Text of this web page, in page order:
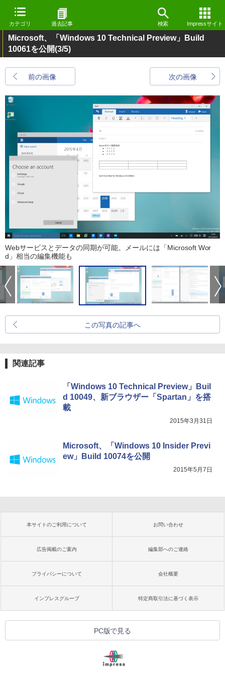
カテゴリ 過去記事 検索 Impressサイト
Microsoft、「Windows 10 Technical Preview」Build
10061を公開(3/5)
前の画像 次の画像
Webサービスとデータの同期が可能。メールには「Microsoft Wor
d」相当の編集機能も
この写真の記事へ
関連記事
「Windows 10 Technical Preview」Buil
d 10049、新ブラウザー「Spartan」を搭
載
2015年3月31日
Microsoft、「Windows 10 Insider Previ
ew」Build 10074を公開
2015年5月7日
本サイトのご利用について お問い合わせ
広告掲載のご案内 編集部へのご連絡
プライバシーについて 会社概要
インプレスグループ 特定商取引法に基づく表示
PC版で見る